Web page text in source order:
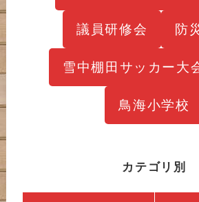
議員研修会 防
雪中棚田サッカー大
鳥海小学校
カテゴリ別